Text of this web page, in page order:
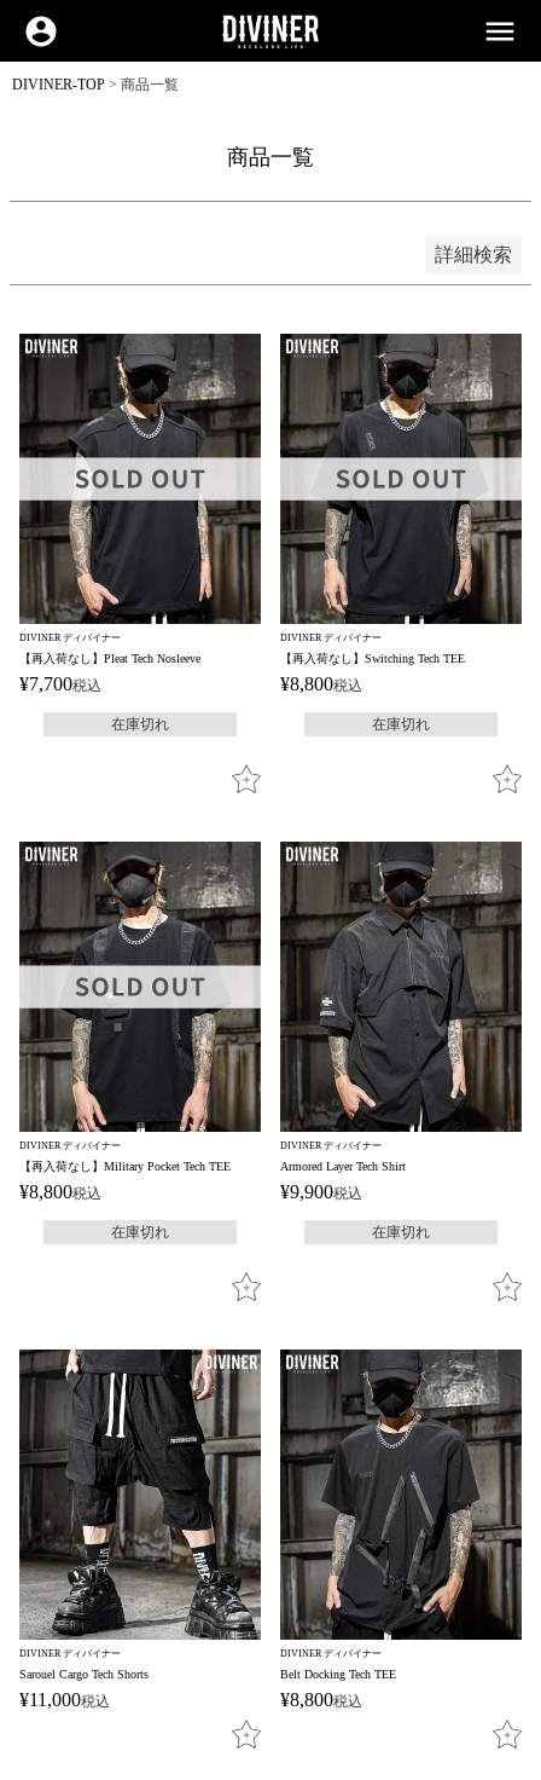
account_circle menu
DIVINER-TOP 商品一覧
商品一覧
詳細検索
価格が安い順
価格が高い順
検索
DIVINER ディバイナー
【再入荷なし】Pleat Tech Nosleeve
¥7,700税込
在庫切れ
DIVINER ディバイナー
【再入荷なし】Switching Tech TEE
¥8,800税込
在庫切れ
DIVINER ディバイナー
【再入荷なし】Military Pocket Tech TEE
¥8,800税込
在庫切れ
DIVINER ディバイナー
Armored Layer Tech Shirt
¥9,900税込
在庫切れ
DIVINER ディバイナー
Sarouel Cargo Tech Shorts
¥11,000税込
DIVINER ディバイナー
Belt Docking Tech TEE
¥8,800税込